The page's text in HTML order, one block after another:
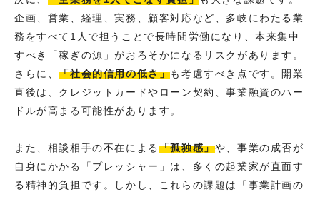
企画、営業、経理、実務、顧客対応など、多岐にわたる業
務をすべて1人で担うことで長時間労働になり、本来集中
すべき「稼ぎの源」がおろそかになるリスクがあります。
さらに、「社会的信用の低さ」も考慮すべき点です。開業
直後は、クレジットカードやローン契約、事業融資のハー
ドルが高まる可能性があります。
また、相談相手の不在による 「孤独感」や、事業の成否が
自身にかかる「プレッシャー」は、多くの起業家が直面す
る精神的負担です。しかし、これらの課題は「事業計画の